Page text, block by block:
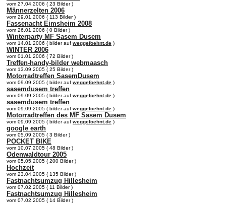
vom 27.04.2006 ( 23 Bilder )
Männerzelten 2006
vom 29.01.2006 ( 113 Bilder )
Fassenacht Eimsheim 2008
vom 26.01.2006 ( 0 Bilder )
Winterparty MF Sasem Dusem
vom 14.01.2006 ( bilder auf weggefoehnt.de )
WINTER 2006
vom 01.01.2006 ( 72 Bilder )
Treffen-handy-bilder webmaasch
vom 13.09.2005 ( 25 Bilder )
Motorradtreffen SasemDusem
vom 09.09.2005 ( bilder auf weggefoehnt.de )
sasemdusem treffen
vom 09.09.2005 ( bilder auf weggefoehnt.de )
sasemdusem treffen
vom 09.09.2005 ( bilder auf weggefoehnt.de )
Motorradtreffen des MF Sasem Dusem
vom 09.09.2005 ( bilder auf weggefoehnt.de )
google earth
vom 05.09.2005 ( 3 Bilder )
POCKET BIKE
vom 10.07.2005 ( 48 Bilder )
Odenwaldtour 2005
vom 05.05.2005 ( 200 Bilder )
Hochzeit
vom 23.04.2005 ( 135 Bilder )
Fastnachtsumzug Hillesheim
vom 07.02.2005 ( 11 Bilder )
Fastnachtsumzug Hillesheim
vom 07.02.2005 ( 14 Bilder )